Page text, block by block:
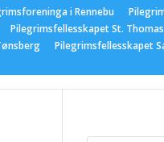
i Rennebu
Pilegrimsfellesskapet St.
Pilegrimsfellesskapet